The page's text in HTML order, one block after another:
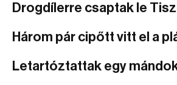
Drogdílerre csaptak le
Három pár cipőtt vitt el a
Letartóztattak egy